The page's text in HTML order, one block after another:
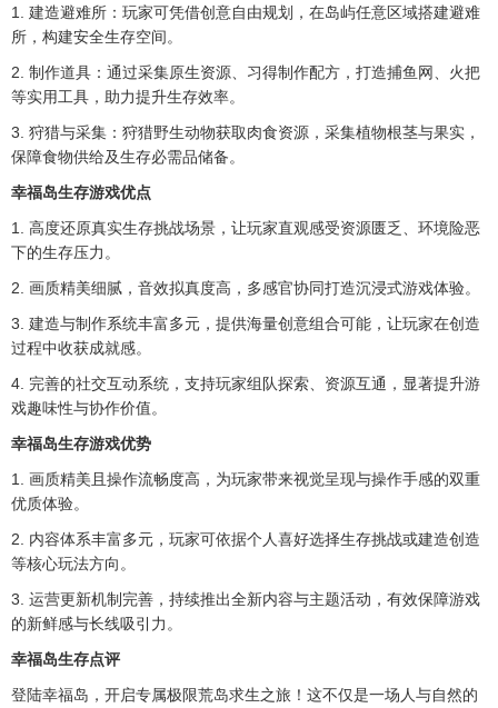
1. 建造避难所：玩家可凭借创意自由规划，在岛屿任意区域搭建避难
所，构建安全生存空间。
2. 制作道具：通过采集原生资源、习得制作配方，打造捕鱼网、火把
等实用工具，助力提升生存效率。
3. 狩猎与采集：狩猎野生动物获取肉食资源，采集植物根茎与果实，
保障食物供给及生存必需品储备。
幸福岛生存游戏优点
1. 高度还原真实生存挑战场景，让玩家直观感受资源匮乏、环境险恶
下的生存压力。
2. 画质精美细腻，音效拟真度高，多感官协同打造沉浸式游戏体验。
3. 建造与制作系统丰富多元，提供海量创意组合可能，让玩家在创造
过程中收获成就感。
4. 完善的社交互动系统，支持玩家组队探索、资源互通，显著提升游
戏趣味性与协作价值。
幸福岛生存游戏优势
1. 画质精美且操作流畅度高，为玩家带来视觉呈现与操作手感的双重
优质体验。
2. 内容体系丰富多元，玩家可依据个人喜好选择生存挑战或建造创造
等核心玩法方向。
3. 运营更新机制完善，持续推出全新内容与主题活动，有效保障游戏
的新鲜感与长线吸引力。
幸福岛生存点评
登陆幸福岛，开启专属极限荒岛求生之旅！这不仅是一场人与自然的